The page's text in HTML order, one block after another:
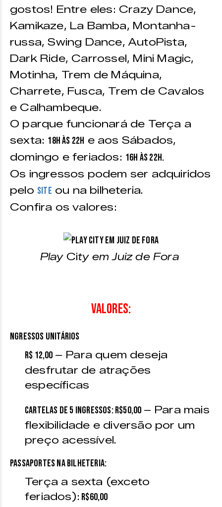
gostos! Entre eles: Crazy Dance,
Kamikaze, La Bamba, Montanha-
russa, Swing Dance, AutoPista,
Dark Ride, Carrossel, Mini Magic,
Motinha, Trem de Máquina,
Charrete, Fusca, Trem de Cavalos
e Calhambeque.
O parque funcionará de Terça a
sexta: 18h às 22h e aos Sábados,
domingo e feriados: 16h às 22h.
Os ingressos podem ser adquiridos
pelo site ou na bilheteria.
Confira os valores:
Play City em Juiz de Fora
Valores:
NGRESSOS UNITÁRIOS
R$ 12,00 – Para quem deseja
desfrutar de atrações
específicas
Cartelas de 5 ingressos: R$50,00 – Para mais
flexibilidade e diversão por um
preço acessível.
PASSAPORTES NA BILHETERIA:
Terça a sexta (exceto
feriados): R$60,00